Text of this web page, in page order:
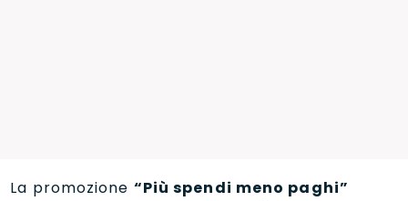
La promozione “Più spendi meno paghi”